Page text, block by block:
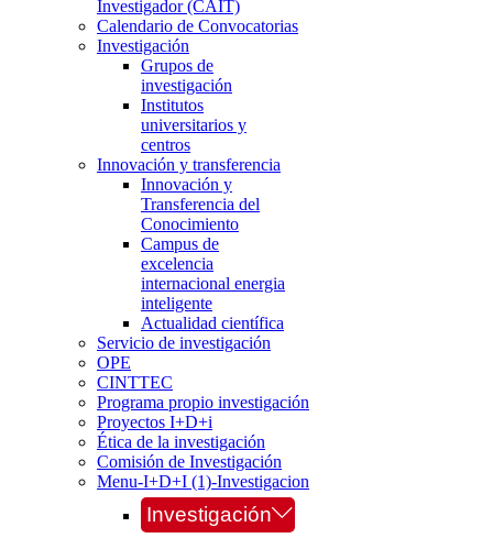
Investigador (CAIT)
Calendario de Convocatorias
Investigación
Grupos de
investigación
Institutos
universitarios y
centros
Innovación y transferencia
Innovación y
Transferencia del
Conocimiento
Campus de
excelencia
internacional energia
inteligente
Actualidad científica
Servicio de investigación
OPE
CINTTEC
Programa propio investigación
Proyectos I+D+i
Ética de la investigación
Comisión de Investigación
Menu-I+D+I (1)-Investigacion
Investigación